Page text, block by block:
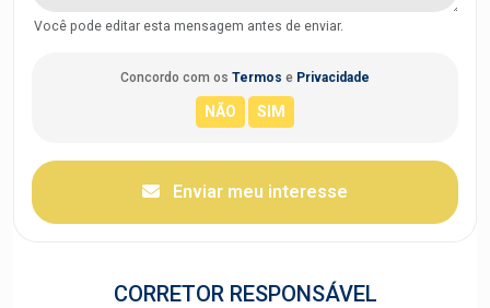
Você pode editar esta mensagem antes de enviar.
Concordo com os Termos e Privacidade
Enviar meu interesse
CORRETOR RESPONSÁVEL